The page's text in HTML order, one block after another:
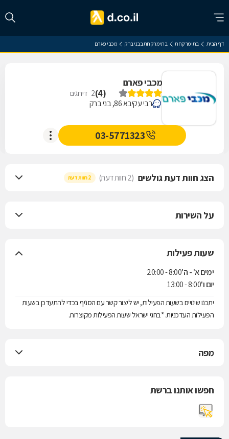
דף הבית בתי מרקחת בתי מרקחת בבני ברק מכבי פארם
מכבי פארם
(
4
)
2 דירוגים
רבי עקיבא 86, בני ברק
03-5771323
הצג חוות דעת גולשים (2 חוות דעת) 2 חוות דעת
על השירות
שעות פעילות
ימים א' - ה'8:00 - 20:00
יום ו'8:00 - 13:00
יתכנו שינויים בשעות הפעילות, יש ליצור קשר עם הסניף בכדי להתעדכן בשעות
הפעילות העדכניות. *בחגי ישראל שעות הפעילות מקוצרות.
מפה
חפשו אותנו ברשת